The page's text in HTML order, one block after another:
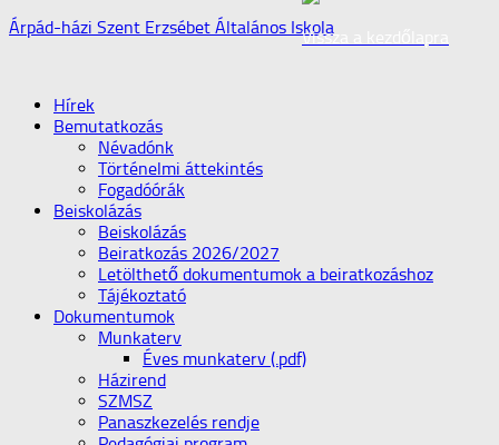
Vissza a kezdőlapra
Árpád-házi Szent Erzsébet Általános Iskola
Hírek
Bemutatkozás
Névadónk
Történelmi áttekintés
Fogadóórák
Beiskolázás
Beiskolázás
Beiratkozás 2026/2027
Letölthető dokumentumok a beiratkozáshoz
Tájékoztató
Dokumentumok
Munkaterv
Éves munkaterv (.pdf)
Házirend
SZMSZ
Panaszkezelés rendje